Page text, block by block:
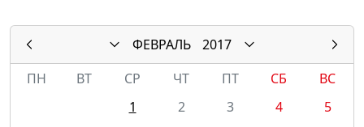
ФЕВРАЛЬ
2017
ПН
ВТ СР ЧТ ПТ СБ
ВС
1
2 3 4
5